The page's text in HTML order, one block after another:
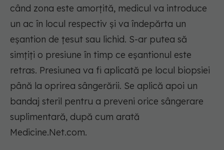
când zona este amorțită, medicul va introduce
un ac în locul respectiv și va îndepărta un
eșantion de țesut sau lichid. S-ar putea să
simțiți o presiune în timp ce eșantionul este
retras. Presiunea va fi aplicată pe locul biopsiei
până la oprirea sângerării. Se aplică apoi un
bandaj steril pentru a preveni orice sângerare
suplimentară, după cum arată
Medicine.Net.com.